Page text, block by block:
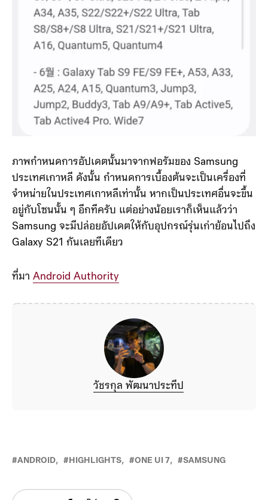
ภาพกำหนดการอัปเดตนั้นมาจากฟอรัมของ Samsung
ประเทศเกาหลี ดังนั้น กำหนดการเบื้องต้นจะเป็นเครื่องที่
จำหน่ายในประเทศเกาหลีเท่านั้น หากเป็นประเทศอื่นจะขึ้น
อยู่กับโซนนั้น ๆ อีกทีครับ แต่อย่างน้อยเราก็เห็นแล้วว่า
Samsung จะมีปล่อยอัปเดตให้กับอุปกรณ์รุ่นเก่าย้อนไปถึง
Galaxy S21 กันเลยทีเดียว
ที่มา Android Authority
วัชรกุล พัฒนาประทีป
ANDROID HIGHLIGHTS ONE UI 7 SAMSUNG